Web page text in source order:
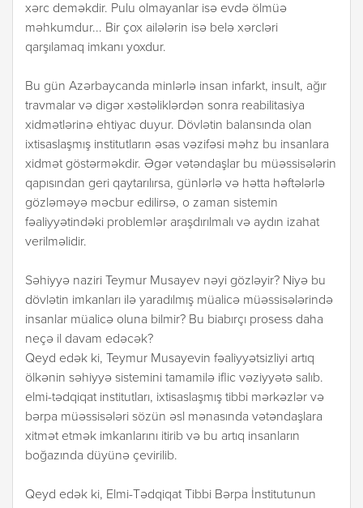
xərc deməkdir. Pulu olmayanlar isə evdə ölmüə
məhkumdur... Bir çox ailələrin isə belə xərcləri
qarşılamaq imkanı yoxdur.
Bu gün Azərbaycanda minlərlə insan infarkt, insult, ağır
travmalar və digər xəstəliklərdən sonra reabilitasiya
xidmətlərinə ehtiyac duyur. Dövlətin balansında olan
ixtisaslaşmış institutların əsas vəzifəsi məhz bu insanlara
xidmət göstərməkdir. Əgər vətəndaşlar bu müəssisələrin
qapısından geri qaytarılırsa, günlərlə və hətta həftələrlə
gözləməyə məcbur edilirsə, o zaman sistemin
fəaliyyətindəki problemlər araşdırılmalı və aydın izahat
verilməlidir.
Səhiyyə naziri Teymur Musayev nəyi gözləyir? Niyə bu
dövlətin imkanları ilə yaradılmış müalicə müəssisələrində
insanlar müalicə oluna bilmir? Bu biabırçı prosess daha
neçə il davam edəcək?
Qeyd edək ki, Teymur Musayevin fəaliyyətsizliyi artıq
ölkənin səhiyyə sistemini tamamilə iflic vəziyyətə salıb.
elmi-tədqiqat institutları, ixtisaslaşmış tibbi mərkəzlər və
bərpa müəssisələri sözün əsl mənasında vətəndaşlara
xitmət etmək imkanlarını itirib və bu artıq insanların
boğazında düyünə çevirilib.
Qeyd edək ki, Elmi-Tədqiqat Tibbi Bərpa İnstitutunun